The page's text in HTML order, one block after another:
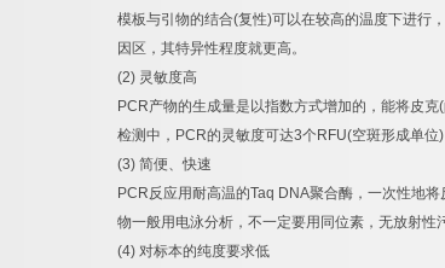
模板与引物的结合(复性)可以在较高的温度下进行
因区，其特异性程度就更高。
(2) 灵敏度高
PCR产物的生成量是以指数方式增加的，能将皮克
检测中， PCR的灵敏度可达3个 RFU(空斑形成单位)
(3) 简便、快速
PCR反应用耐高温的Taq DNA聚合酶，一次性地
物一般用电泳分析，不一定要用同位素，无放射性
(4) 对标本的纯度要求低